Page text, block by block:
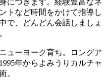
トなど時間をかけて指導し
で、どんどん会話しましょ
ューヨーク育ち。ロングア
年からよみうりカルチャ
。